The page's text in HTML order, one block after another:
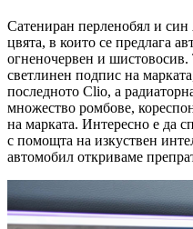
Сатениран перленобял и син
цвята, в които се предлага
огненочервен и
светлинен подпис на
последното Clio, а
множество ромбове,
на марката. Интересно е да
с помощта на изкуствен
автомобил откриваме